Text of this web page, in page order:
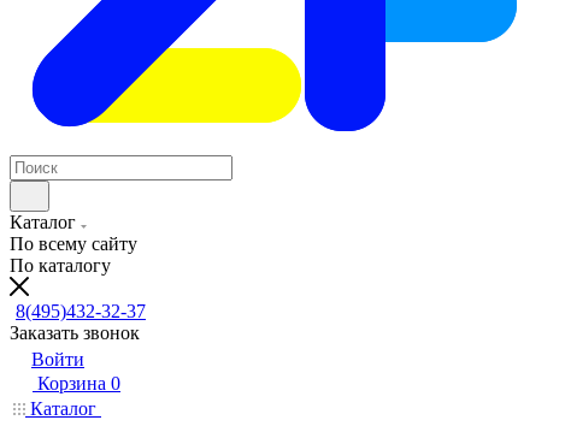
Каталог
По всему сайту
По каталогу
8(495)432-32-37
Заказать звонок
Войти
Корзина 0
Каталог